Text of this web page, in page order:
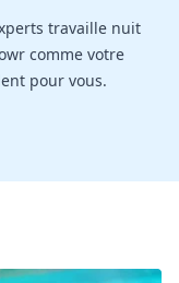
travaille nuit
comme votre
pour vous.